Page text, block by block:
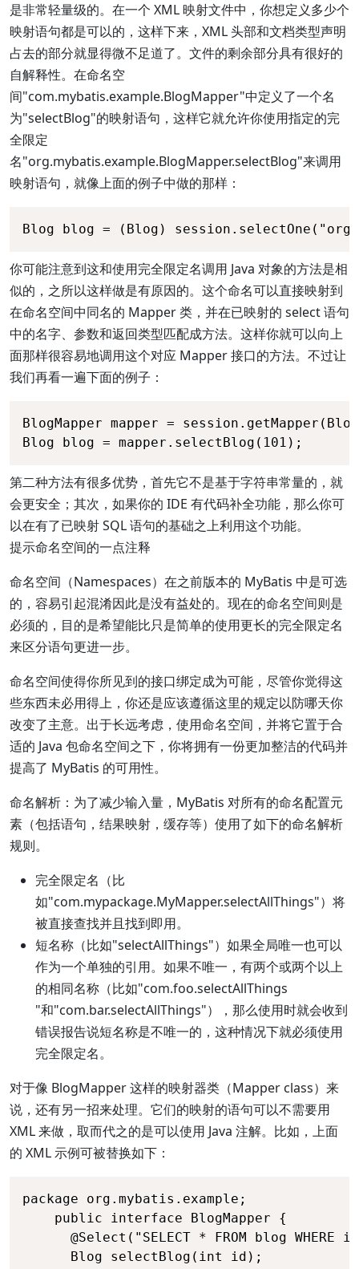
是非常轻量级的。在一个 XML 映射文件中，你想定义多少个
映射语句都是可以的，这样下来，XML 头部和文档类型声明
占去的部分就显得微不足道了。文件的剩余部分具有很好的
自解释性。在命名空
间"com.mybatis.example.BlogMapper"中定义了一个名
为"selectBlog"的映射语句，这样它就允许你使用指定的完
全限定
名"org.mybatis.example.BlogMapper.selectBlog"来调用
映射语句，就像上面的例子中做的那样：
Blog blog = (Blog)
你可能注意到这和使用完全限定名调用 Java 对象的方法是相
似的，之所以这样做是有原因的。这个命名可以直接映射到
在命名空间中同名的 Mapper 类，并在已映射的 select 语句
中的名字、参数和返回类型匹配成方法。这样你就可以向上
面那样很容易地调用这个对应 Mapper 接口的方法。不过让
我们再看一遍下面的例子：
BlogMapper mapper =
Blog blog = mapper.selectBlog(101);
第二种方法有很多优势，首先它不是基于字符串常量的，就
会更安全；其次，如果你的 IDE 有代码补全功能，那么你可
以在有了已映射 SQL 语句的基础之上利用这个功能。
提示命名空间的一点注释
命名空间（Namespaces）在之前版本的 MyBatis 中是可选
的，容易引起混淆因此是没有益处的。现在的命名空间则是
必须的，目的是希望能比只是简单的使用更长的完全限定名
来区分语句更进一步。
命名空间使得你所见到的接口绑定成为可能，尽管你觉得这
些东西未必用得上，你还是应该遵循这里的规定以防哪天你
改变了主意。出于长远考虑，使用命名空间，并将它置于合
适的 Java 包命名空间之下，你将拥有一份更加整洁的代码并
提高了 MyBatis 的可用性。
命名解析：为了减少输入量，MyBatis 对所有的命名配置元
素（包括语句，结果映射，缓存等）使用了如下的命名解析
规则。
完全限定名（比
如"com.mypackage.MyMapper.selectAllThings"）将
被直接查找并且找到即用。
短名称（比如"selectAllThings"）如果全局唯一也可以
作为一个单独的引用。如果不唯一，有两个或两个以上
的相同名称（比如"com.foo.selectAllThings
"和"com.bar.selectAllThings"），那么使用时就会收到
错误报告说短名称是不唯一的，这种情况下就必须使用
完全限定名。
对于像 BlogMapper 这样的映射器类（Mapper class）来
说，还有另一招来处理。它们的映射的语句可以不需要用
XML 来做，取而代之的是可以使用 Java 注解。比如，上面
的 XML 示例可被替换如下：
package org.mybatis.example;
    public interface BlogMapper {
@Select("SELECT * FROM blog WHERE
      Blog selectBlog(int id);